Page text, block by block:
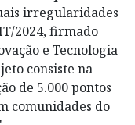
irregularidades
2024, firmado
e Tecnologia
consiste na
de 5.000 pontos
comunidades do